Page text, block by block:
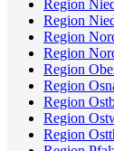
Region
Region
Region
Region
Region
Region
Region
Region
Region